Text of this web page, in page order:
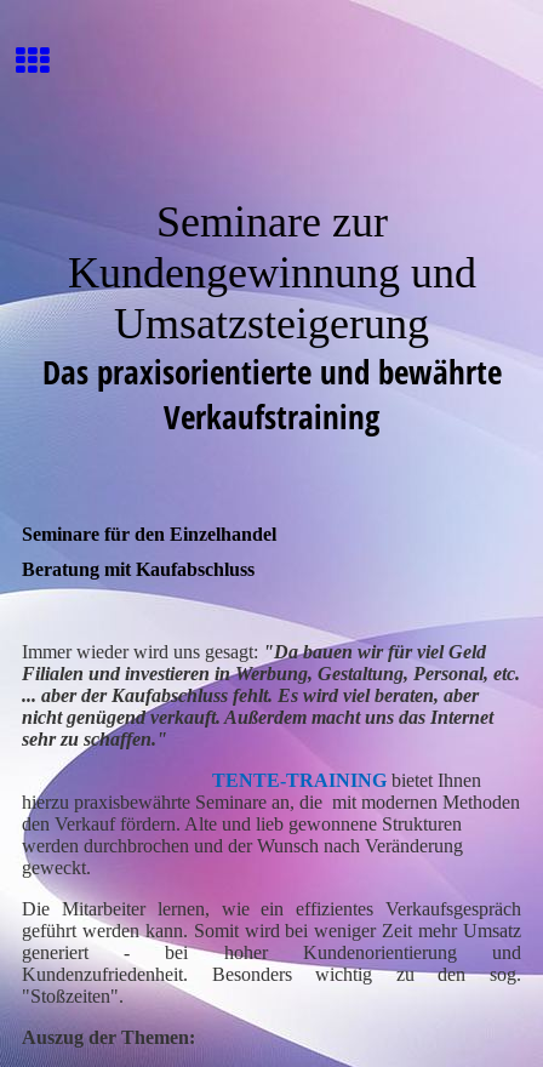
Seminare zur
Kundengewinnung und
Umsatzsteigerung
Das praxisorientierte und bewährte
Verkaufstraining
Seminare für den Einzelhandel
Beratung mit Kaufabschluss
Immer wieder wird uns gesagt: "Da bauen wir für viel Geld
Filialen und investieren in Werbung, Gestaltung, Personal, etc.
... aber der Kaufabschluss fehlt. Es wird viel beraten, aber
nicht genügend verkauft. Außerdem macht uns das Internet
sehr zu schaffen."
TENTE-TRAINING bietet Ihnen
hierzu praxisbewährte Seminare an, die mit modernen Methoden
den Verkauf fördern. Alte und lieb gewonnene Strukturen
werden durchbrochen und der Wunsch nach Veränderung
geweckt.
Die Mitarbeiter lernen, wie ein effizientes Verkaufsgespräch
geführt werden kann. Somit wird bei weniger Zeit mehr Umsatz
generiert - bei hoher Kundenorientierung und
Kundenzufriedenheit. Besonders wichtig zu den sog.
"Stoßzeiten".
Auszug der Themen: